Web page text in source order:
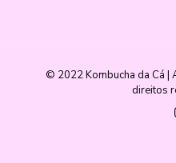
© 2022 Kombucha da Cá
direitos